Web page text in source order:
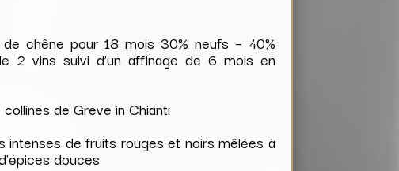
chêne pour 18 mois 30% neufs – 40%
2 vins suivi d’un affinage de 6 mois en
de Greve in Chianti
intenses de fruits rouges et noirs mêlées à
douces